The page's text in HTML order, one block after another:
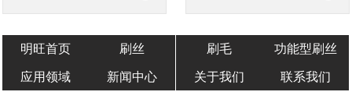
明旺首页 刷丝 刷毛 功能型刷丝
应用领域 新闻中心 关于我们 联系我们